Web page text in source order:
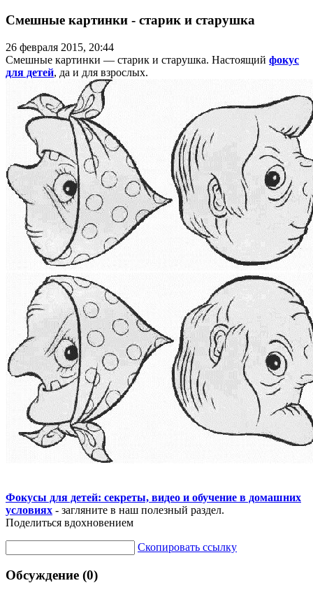
Смешные картинки - старик и старушка
26 февраля 2015, 20:44
Смешные картинки — старик и старушка. Настоящий фокус
для детей, да и для взрослых.
Фокусы для детей: секреты, видео и обучение в домашних
условиях - загляните в наш полезный раздел.
Поделиться вдохновением
Скопировать ссылку
Обсуждение (0)